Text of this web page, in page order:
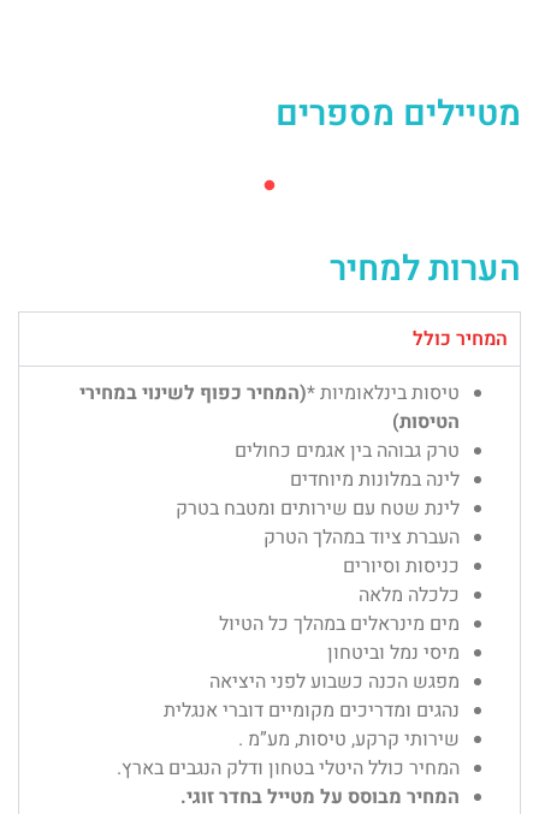
מטיילים מספרים
הערות למחיר
המחיר כולל
טיסות בינלאומיות *(המחיר כפוף לשינוי במחירי
הטיסות)
טרק גבוהה בין אגמים כחולים
לינה במלונות מיוחדים
לינת שטח עם שירותים ומטבח בטרק
העברת ציוד במהלך הטרק
כניסות וסיורים
כלכלה מלאה
מים מינראלים במהלך כל הטיול
מיסי נמל וביטחון
מפגש הכנה כשבוע לפני היציאה
נהגים ומדריכים מקומיים דוברי אנגלית
שירותי קרקע, טיסות, מע”מ .
המחיר כולל היטלי בטחון ודלק הנגבים בארץ.
המחיר מבוסס על מטייל בחדר זוגי.